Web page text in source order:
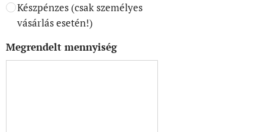
Készpénzes (csak személyes
vásárlás esetén!)
Megrendelt mennyiség